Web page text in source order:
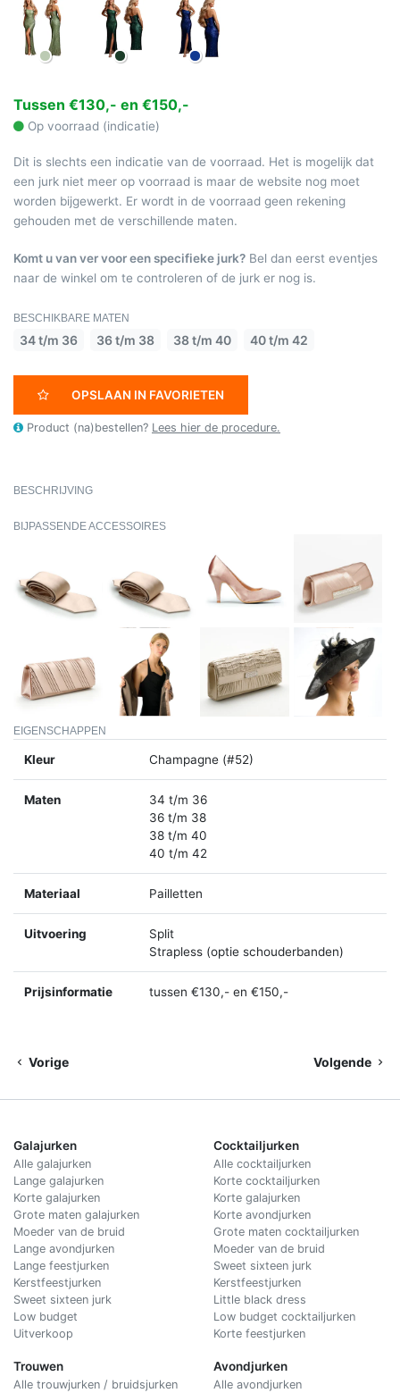
Tussen €130,- en €150,-
Op voorraad (indicatie)
Dit is slechts een indicatie van de voorraad. Het is mogelijk dat
een jurk niet meer op voorraad is maar de website nog moet
worden bijgewerkt. Er wordt in de voorraad geen rekening
gehouden met de verschillende maten.
Komt u van ver voor een specifieke jurk? Bel dan eerst eventjes
naar de winkel om te controleren of de jurk er nog is.
BESCHIKBARE MATEN
34 t/m 36 36 t/m 38 38 t/m 40 40 t/m 42
OPSLAAN IN FAVORIETEN
Product (na)bestellen? Lees hier de procedure.
BESCHRIJVING
BIJPASSENDE ACCESSOIRES
EIGENSCHAPPEN
Kleur Champagne (#52)
Maten
34 t/m 36
36 t/m 38
38 t/m 40
40 t/m 42
Materiaal Pailletten
Uitvoering
Split
Strapless (optie schouderbanden)
Prijsinformatie tussen €130,- en €150,-
Vorige Volgende
Galajurken
Alle galajurken
Lange galajurken
Korte galajurken
Grote maten galajurken
Moeder van de bruid
Lange avondjurken
Lange feestjurken
Kerstfeestjurken
Sweet sixteen jurk
Low budget
Uitverkoop
Trouwen
Alle trouwjurken / bruidsjurken
Cocktailjurken
Alle cocktailjurken
Korte cocktailjurken
Korte galajurken
Korte avondjurken
Grote maten cocktailjurken
Moeder van de bruid
Sweet sixteen jurk
Kerstfeestjurken
Little black dress
Low budget cocktailjurken
Korte feestjurken
Avondjurken
Alle avondjurken